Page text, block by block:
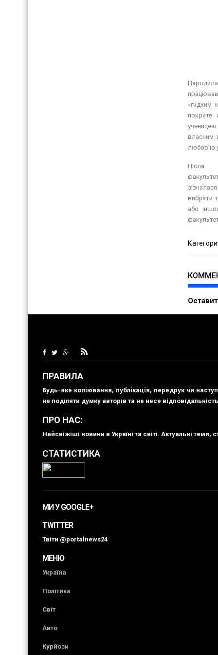
працював
«гидким
покрите
ученицею
власним
любов’ю
Після
вибрати
або
ПРАВИЛА
Будь-яке копiювання, публiкацiя, передрук чи
не поділяти думку авторів та не несе
ПРО НАС:
Найсвіжіші новини в Україні та світі. Актуальні
СТАТИСТИКА
МИ У GOOGLE+
TWITTER
Твіти @portalnews24
МЕНЮ
Україна
Політика
Світ
Авто
Курйози